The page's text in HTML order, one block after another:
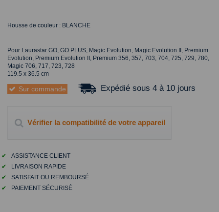
Housse de couleur : BLANCHE
Pour Laurastar GO, GO PLUS, Magic Evolution, Magic Evolution II, Premium
Evolution, Premium Evolution II, Premium 356, 357, 703, 704, 725, 729, 780,
Magic 706, 717, 723, 728
119.5 x 36.5 cm
Sur commande Expédié sous 4 à 10 jours
Vérifier la compatibilité de votre appareil
✔
ASSISTANCE CLIENT
✔
LIVRAISON RAPIDE
✔
SATISFAIT OU REMBOURSÉ
✔
PAIEMENT SÉCURISÉ